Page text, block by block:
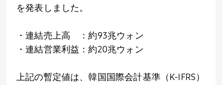
を発表しました。
・連結売上高 ：約93兆ウォン
・連結営業利益 ：約20兆ウォン
上記の暫定値は、韓国国際会計基準（K-IFRS）